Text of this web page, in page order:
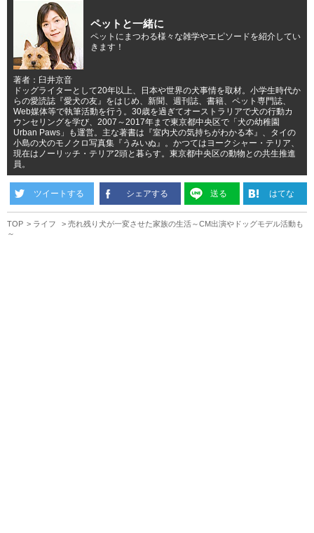
ペットと一緒に
ペットにまつわる様々な雑学やエピソードを紹介してい
きます！
著者：臼井京音
ドッグライターとして20年以上、日本や世界の犬事情を取材。小学生時代か
らの愛読誌『愛犬の友』をはじめ、新聞、週刊誌、書籍、ペット専門誌、
Web媒体等で執筆活動を行う。30歳を過ぎてオーストラリアで犬の行動カ
ウンセリングを学び、2007～2017年まで東京都中央区で「犬の幼稚園
Urban Paws」も運営。主な著書は『室内犬の気持ちがわかる本』、タイの
小島の犬のモノクロ写真集『うみいぬ』。かつてはヨークシャー・テリア、
現在はノーリッチ・テリア2頭と暮らす。東京都中央区の動物との共生推進
員。
ツイートする シェアする 送る はてな
TOP ライフ
売れ残り犬が一変させた家族の生活～CM出演やドッグモデル活動も
～